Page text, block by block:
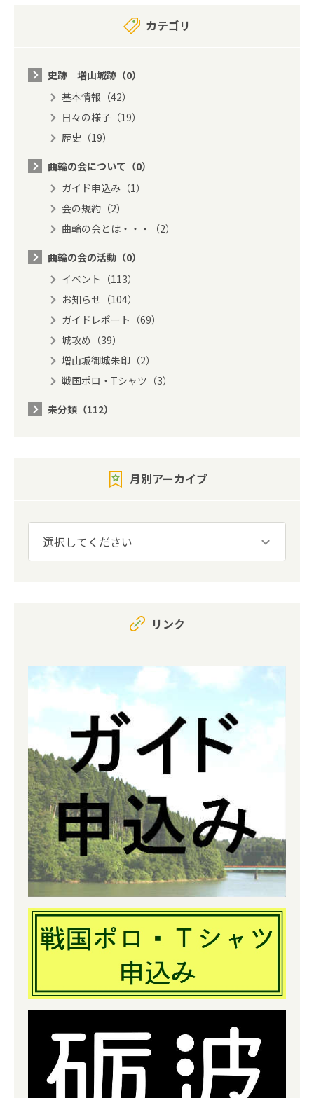
カテゴリ
史跡 増山城跡（0）
基本情報（42）
日々の様子（19）
歴史（19）
曲輪の会について（0）
ガイド申込み（1）
会の規約（2）
曲輪の会とは・・・（2）
曲輪の会の活動（0）
イベント（113）
お知らせ（104）
ガイドレポート（69）
城攻め（39）
増山城御城朱印（2）
戦国ポロ・Tシャツ（3）
未分類（112）
月別アーカイブ
リンク